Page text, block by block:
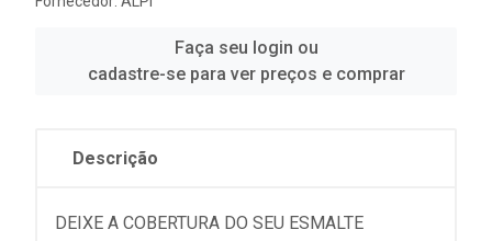
Faça seu login ou
cadastre-se para ver preços e comprar
Descrição
DEIXE A COBERTURA DO SEU ESMALTE